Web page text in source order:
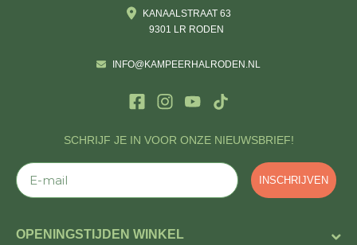
SCHRIJF JE IN VOOR ONZE NIEUWSBRIEF!
E-mail
INSCHRIJVEN
KANAALSTRAAT 63
9301 LR RODEN
INFO@KAMPEERHALRODEN.NL
OPENINGSTIJDEN WINKEL